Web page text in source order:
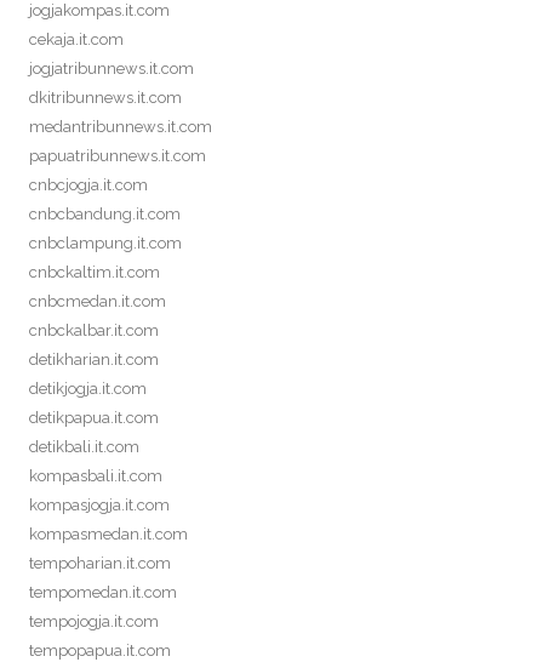
jogjakompas.it.com
cekaja.it.com
jogjatribunnews.it.com
dkitribunnews.it.com
medantribunnews.it.com
papuatribunnews.it.com
cnbcjogja.it.com
cnbcbandung.it.com
cnbclampung.it.com
cnbckaltim.it.com
cnbcmedan.it.com
cnbckalbar.it.com
detikharian.it.com
detikjogja.it.com
detikpapua.it.com
detikbali.it.com
kompasbali.it.com
kompasjogja.it.com
kompasmedan.it.com
tempoharian.it.com
tempomedan.it.com
tempojogja.it.com
tempopapua.it.com